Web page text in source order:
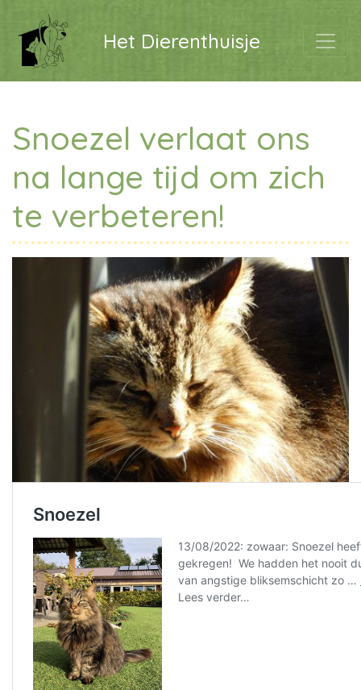
Het Dierenthuisje
Snoezel verlaat ons
na lange tijd om zich
te verbeteren!